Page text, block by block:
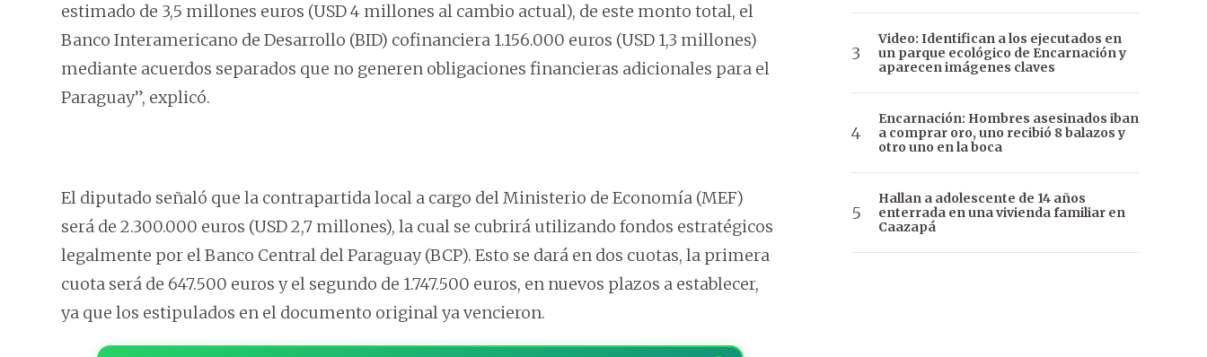
estimado de 3,5 millones euros (USD 4 millones al cambio actual), de este monto total, el
Banco Interamericano de Desarrollo (BID) cofinanciera 1.156.000 euros (USD 1,3 millones)
mediante acuerdos separados que no generen obligaciones financieras adicionales para el
Paraguay”, explicó.
El diputado señaló que la contrapartida local a cargo del Ministerio de Economía (MEF)
será de 2.300.000 euros (USD 2,7 millones), la cual se cubrirá utilizando fondos estratégicos
legalmente por el Banco Central del Paraguay (BCP). Esto se dará en dos cuotas, la primera
cuota será de 647.500 euros y el segundo de 1.747.500 euros, en nuevos plazos a establecer,
ya que los estipulados en el documento original ya vencieron.
Video: Identifican a los ejecutados en
un parque ecológico de Encarnación y
aparecen imágenes claves
Encarnación: Hombres asesinados iban
a comprar oro, uno recibió 8 balazos y
otro uno en la boca
Hallan a adolescente de 14 años
enterrada en una vivienda familiar en
Caazapá